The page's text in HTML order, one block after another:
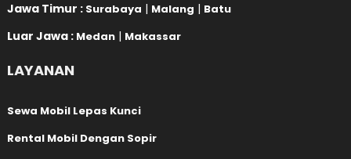
Jawa Timur : Surabaya | Malang | Batu
Luar Jawa : Medan | Makassar
LAYANAN
Sewa Mobil Lepas Kunci
Rental Mobil Dengan Sopir